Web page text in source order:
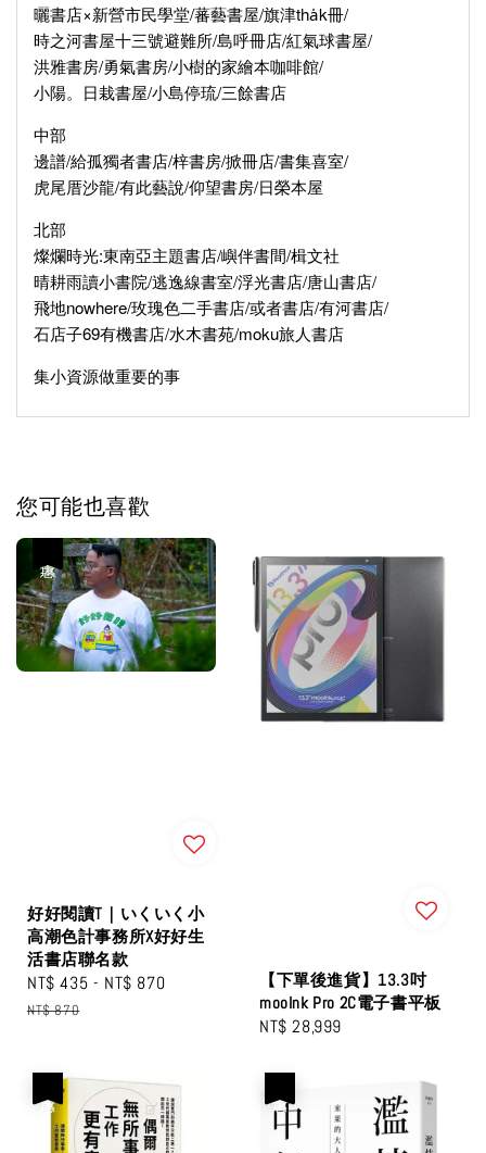
曬書店×新營市民學堂/蕃藝書屋/旗津tha̍k冊/
時之河書屋十三號避難所/島呼冊店/紅氣球書屋/
洪雅書房/勇氣書房/小樹的家繪本咖啡館/
小陽。日栽書屋/小島停琉/三餘書店
中部
邊譜/給孤獨者書店/梓書房/掀冊店/書集喜室/
虎尾厝沙龍/有此藝說/仰望書房/日榮本屋
北部
燦爛時光:東南亞主題書店/嶼伴書間/楫文社
晴耕雨讀小書院/逃逸線書室/浮光書店/唐山書店/
飛地nowhere/玫瑰色二手書店/或者書店/有河書店/
石店子69有機書店/水木書苑/moku旅人書店
集小資源做重要的事
您可能也喜歡
好好閱讀T｜いくいく小
高潮色計事務所X好好生
活書店聯名款
Sale
price
NT$ 435 - NT$ 870
NT$ 870
【下單後進貨】13.3吋
mooInk Pro 2C電子書平板
Regular
NT$ 28,999